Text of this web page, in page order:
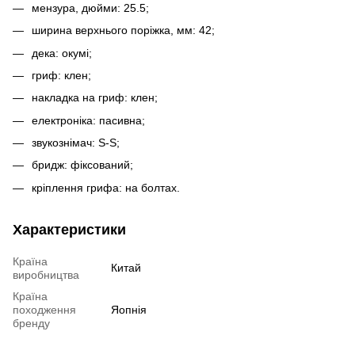
мензура, дюйми: 25.5;
ширина верхнього поріжка, мм: 42;
дека: окумі;
гриф: клен;
накладка на гриф: клен;
електроніка: пасивна;
звукознімач: S-S;
бридж: фіксований;
кріплення грифа: на болтах.
Характеристики
Країна
виробництва
Китай
Країна
походження
бренду
Яопнія